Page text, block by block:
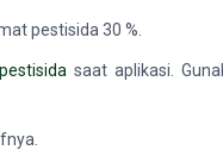
pestisida 30 %.
pestisida saat aplikasi.